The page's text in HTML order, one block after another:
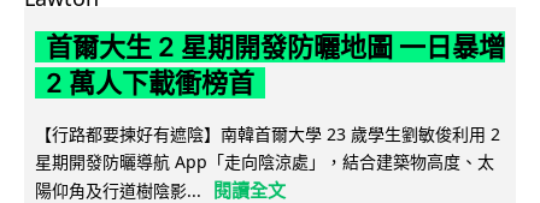
首爾大生 2 星期開發防曬地圖 一日暴增
2 萬人下載衝榜首
【行路都要揀好有遮陰】南韓首爾大學 23 歲學生劉敏俊利用 2
星期開發防曬導航 App「走向陰涼處」，結合建築物高度、太
陽仰角及行道樹陰影...
閱讀全文